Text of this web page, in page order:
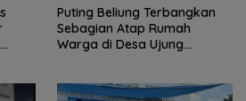
Puting Beliung Terbangkan
Sebagian Atap Rumah
Warga di Desa Ujung
Bantuan